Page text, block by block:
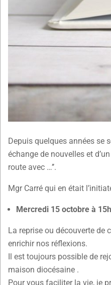
Depuis quelques années se
échange de nouvelles et
route avec …’’.
Mgr Carré qui en était
Mercredi 15 octobre à
La reprise ou découverte de
enrichir nos réflexions.
Il est toujours possible de
maison diocésaine .
Pour vous faciliter la vie, je